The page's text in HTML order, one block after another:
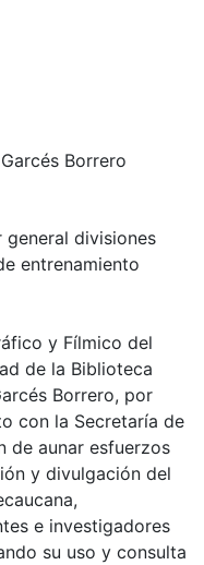
Borrero
divisiones
entrenamiento
y Fílmico del
de la Biblioteca
Borrero, por
con la Secretaría de
de aunar esfuerzos
y divulgación del
e investigadores
su uso y consulta